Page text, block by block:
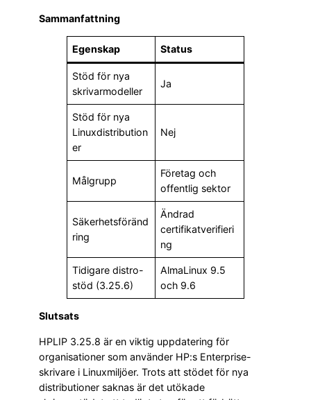
Sammanfattning
Egenskap Status
Stöd för nya
skrivarmodeller
Ja
Stöd för nya
Linuxdistribution
er
Nej
Målgrupp
Företag och
offentlig sektor
Säkerhetsföränd
ring
Ändrad
certifikatverifieri
ng
Tidigare distro-
stöd (3.25.6)
AlmaLinux 9.5
och 9.6
Slutsats
HPLIP 3.25.8 är en viktig uppdatering för
organisationer som använder HP:s Enterprise-
skrivare i Linuxmiljöer. Trots att stödet för nya
distributioner saknas är det utökade